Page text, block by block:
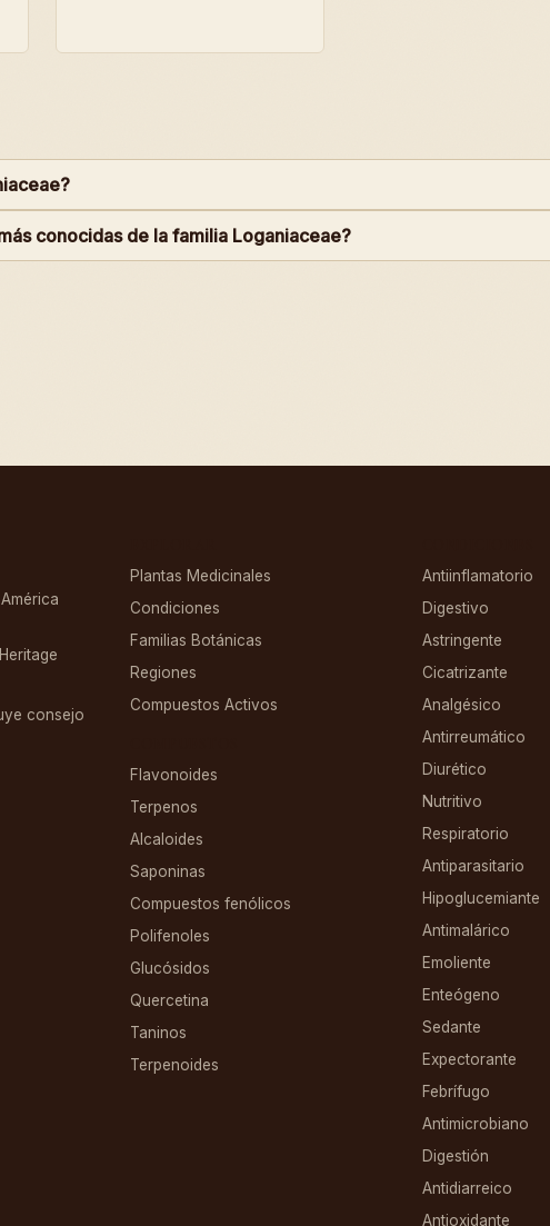
conocidas de la familia Loganiaceae?
consejo
Plantas Medicinales
Condiciones
Familias Botánicas
Regiones
Compuestos Activos
Flavonoides
Terpenos
Alcaloides
Saponinas
Compuestos fenólicos
Polifenoles
Glucósidos
Quercetina
Taninos
Terpenoides
Antiinflamatorio
Digestivo
Astringente
Cicatrizante
Analgésico
Antirreumático
Diurético
Nutritivo
Respiratorio
Antiparasitario
Hipoglucemiante
Antimalárico
Emoliente
Enteógeno
Sedante
Expectorante
Febrífugo
Antimicrobiano
Digestión
Antidiarreico
Antioxidante